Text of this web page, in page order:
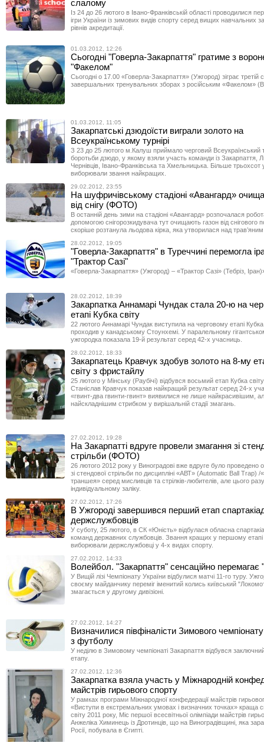
слалому
Із 24 до 26 лютого в Івано-Франківській області проводилися
ігри України із зимових видів спорту серед вищих навчальних
рівнів акредитації.
01.03.2012, 12:26
Сьогодні "Говерла-Закарпаття" гратиме з
"Факелом"
Сьогодні о 17.00 «Говерла-Закарпаття» (Ужгород) зіграє третій
завершальних тренувальних зборах з російським «Факелом»
01.03.2012, 11:05
Закарпатські дзюдоїсти виграли золото на
Всеукраїнському турнірі
З 23 до 25 лютого м.Калуш приймало черговий Всеукраїнський
боротьби дзюдо, у якому взяли участь команди із Закарпаття,
Чернівців, Івано-Франківська та Хмельницька. Більше трьохсот
виборювали звання найкращих.
29.02.2012, 23:55
На шуфричівському стадіоні «Авангард»
від снігу (ФОТО)
В останній день зими на стадіоні «Авангард» розпочалася
допомогою снігорозкидувача тут очищають газон від снігового
скоріше розтанула льодова кірка, яка утворилася над
28.02.2012, 19:05
"Говерла-Закарпаття" в Туреччині перемогла
"Трактор Сазі"
«Говерла-Закарпаття» (Ужгород) – «Трактор Сазі» (Тебріз,
28.02.2012, 18:39
Закарпатка Аннамарі Чундак стала 20-ю на
етапі Кубка світу
22 лютого Аннамарі Чундак виступила на черговому етапі
проходив у канадському Стоунхемі. У паралельному
ужгородка показала 19-й результат серед 42-х учасниць.
28.02.2012, 18:33
Закарпатець Кравчук здобув золото на 8-му
світу з фристайлу
25 лютого у Мінську (Раубічі) відбувся восьмий етап Кубка
Станіслав Кравчук показав найкращий результат серед 24-х
«гвинт-два гвинти-гвинт» виявилися не лише найкрасивішим,
найскладнішим стрибком у вирішальній стадії змагань.
27.02.2012, 19:28
На Закарпатті вдруге провели змагання зі
стрільби (ФОТО)
26 лютого 2012 року у Виноградові вже вдруге було проведено
зі стендової стрільби по дисципліні «АВТ» (Automatic Ball Trap)
траншея» серед мисливців та стрілків-любителів, але цього
індивідуальному заліку.
27.02.2012, 17:26
В Ужгороді завершився перший етап
держслужбовців
У суботу, 25 лютого, в СК «Юність» відбулася обласна
команд державних службовців. Звання кращих у першому етапі
виборювали держслужбовці у 4-х видах спорту.
27.02.2012, 14:33
Волейбол. "Закарпаття" сенсаційно перемагає
У Вищій лізі Чемпіонату України відбулися матчі 11-го туру.
своєму майданчику переміг іменитий колись київський
змагається у другому дивізіоні.
27.02.2012, 14:27
Визначилися півфіналісти Зимового
з футболу
У неділю в Зимовому чемпіонаті Закарпаття відбувся
етапу.
27.02.2012, 12:36
Закарпатка взяла участь у Міжнародній
майстрів гирьового спорту
У рамках програми Міжнародної конфедерації майстрів
«Виступи в екстремальних умовах і визначних точках» краща
світу 2011 року, Міс першої всесвітньої олімпіади майстрів
Анжеліка Химинець із Дротинців, що на Виноградівщині, яка
Росії, побувала в Єгипті.